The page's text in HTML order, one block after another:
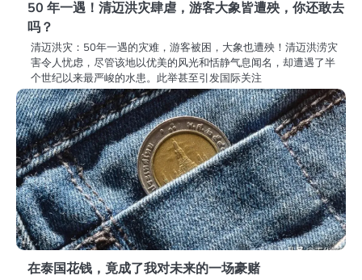
50 年一遇！清迈洪灾肆虐，游客大象皆遭殃，你还敢去
吗？
清迈洪灾：50年一遇的灾难，游客被困，大象也遭殃！清迈洪涝灾
害令人忧虑，尽管该地以优美的风光和恬静气息闻名，却遭遇了半
个世纪以来最严峻的水患。此举甚至引发国际关注
在泰国花钱，竟成了我对未来的一场豪赌